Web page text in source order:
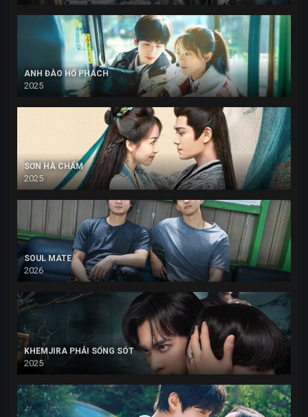
ANH ĐÀO HỔ PHÁCH
2025
SƠN HÀ CHẨM
2025
SOUL MATE
2026
KHEMJIRA PHẢI SỐNG SÓT
2025